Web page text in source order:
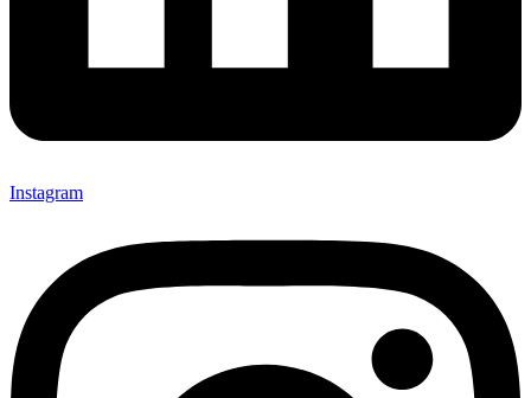
Instagram